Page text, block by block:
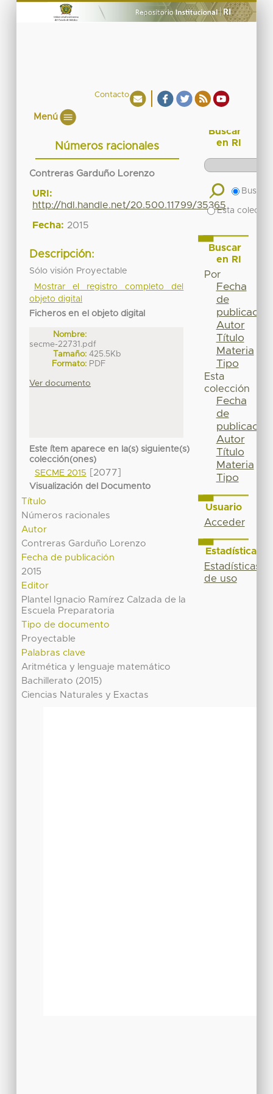
Contacto
Menú
Números racionales
Contreras Garduño Lorenzo
URI:
http://hdl.handle.net/20.500.11799/35365
Fecha: 2015
Descripción:
Sólo visión Proyectable
Mostrar el registro completo del
objeto digital
Ficheros en el objeto digital
Nombre:
secme-22731.pdf
Tamaño: 425.5Kb
Formato: PDF
Ver documento
Este ítem aparece en la(s) siguiente(s)
colección(ones)
SECME 2015
[2077]
Visualización del Documento
Título
Números racionales
Autor
Contreras Garduño Lorenzo
Fecha de publicación
2015
Editor
Plantel Ignacio Ramírez Calzada de la
Escuela Preparatoria
Tipo de documento
Proyectable
Palabras clave
Aritmética y lenguaje matemático
Bachillerato (2015)
Ciencias Naturales y Exactas
Buscar
en RI
Buscar
Esta
Buscar
en RI
Por
Fecha
de
publicación
Autor
Título
Materia
Tipo
Esta
colección
Fecha
de
publicación
Autor
Título
Materia
Tipo
Usuario
Acceder
Estadísticas
Estadísticas
de uso